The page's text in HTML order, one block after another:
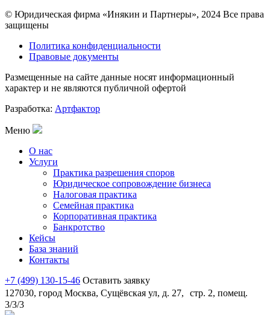
© Юридическая фирма «Инякин и Партнеры», 2024 Все права
защищены
Политика конфиденциальности
Правовые документы
Размещенные на сайте данные носят информационный
характер и не являются публичной офертой
Разработка: Артфактор
Меню
О нас
Услуги
Практика разрешения споров
Юридическое сопровождение бизнеса
Налоговая практика
Семейная практика
Корпоративная практика
Банкротство
Кейсы
База знаний
Контакты
+7 (499) 130-15-46 Оставить заявку
127030, город Москва, Сущёвская ул, д. 27, стр. 2, помещ.
3/3/3